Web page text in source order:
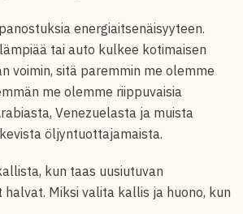
energiaitsenäisyyteen.
tai auto kulkee kotimaisen
voimin, sitä paremmin me olemme
me olemme riippuvaisia
Venezuelasta ja muista
öljyntuottajamaista.
kun taas uusiutuvan
Miksi valita kallis ja huono, kun